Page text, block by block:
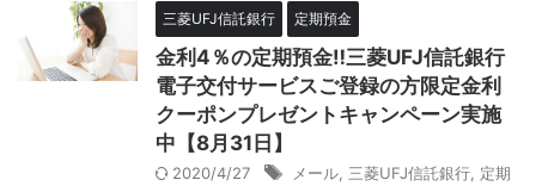
三菱UFJ信託銀行 定期預金
金利4％の定期預金‼三菱UFJ信託銀行
電子交付サービスご登録の方限定金利
クーポンプレゼントキャンペーン実施
中【8月31日】
2020/4/27 メール 三菱UFJ信託銀行 定期